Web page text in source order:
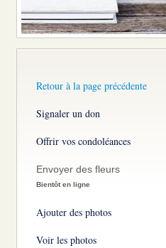
Retour à la page précédente
Signaler un don
Offrir vos condoléances
Envoyer des fleurs
Bientôt en ligne
Ajouter des photos
Voir les photos